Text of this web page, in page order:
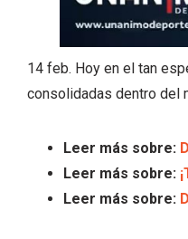
14 feb. Hoy en el tan
consolidadas dentro del
Leer más sobre:
Leer más sobre:
Leer más sobre: